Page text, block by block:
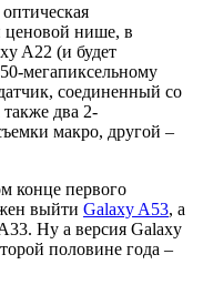
ценовой нише, в
A22 (и будет
мегапиксельному
соединенный со
два 2-
макро, другой –
конце первого
выйти Galaxy A53, а
Ну а версия Galaxy
половине года –